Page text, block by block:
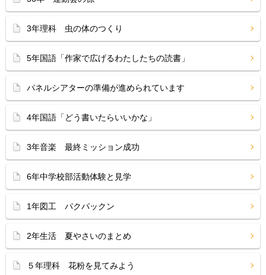
3年理科 虫の体のつくり
5年国語「作家で広げるわたしたちの読書」
パネルシアターの準備が進められています
4年国語「どう書いたらいいかな」
3年音楽 最終ミッション成功
6年中学校部活動体験と見学
1年図工 パクパックン
2年生活 夏やさいのまとめ
５年理科 花粉を見てみよう